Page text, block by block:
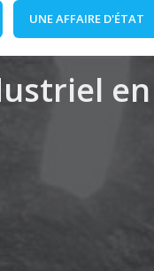
UNE AFFAIRE D'ÉTAT